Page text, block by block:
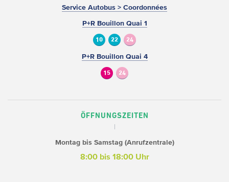
Service Autobus > Coordonnées
P+R Bouillon Quai 1
10 22 24
P+R Bouillon Quai 4
15 24
ÖFFNUNGSZEITEN
Montag bis Samstag (Anrufzentrale)
8:00 bis 18:00 Uhr